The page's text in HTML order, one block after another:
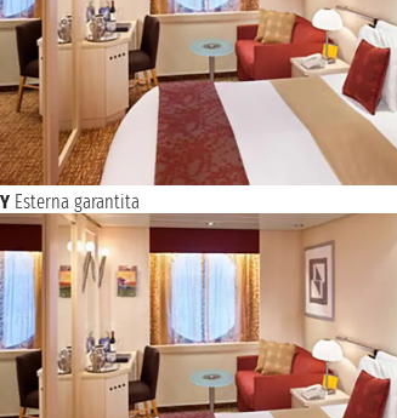
Y Esterna garantita